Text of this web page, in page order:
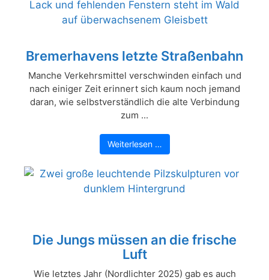
Bremerhavens letzte Straßenbahn
Manche Verkehrsmittel verschwinden einfach und
nach einiger Zeit erinnert sich kaum noch jemand
daran, wie selbstverständlich die alte Verbindung
zum ...
Weiterlesen …
Die Jungs müssen an die frische
Luft
Wie letztes Jahr (Nordlichter 2025) gab es auch